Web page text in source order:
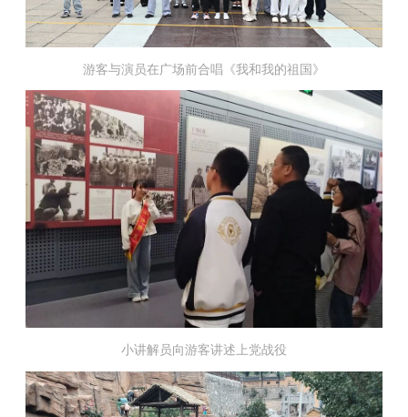
游客与演员在广场前合唱《我和我的祖国》
小讲解员向游客讲述 上党战役